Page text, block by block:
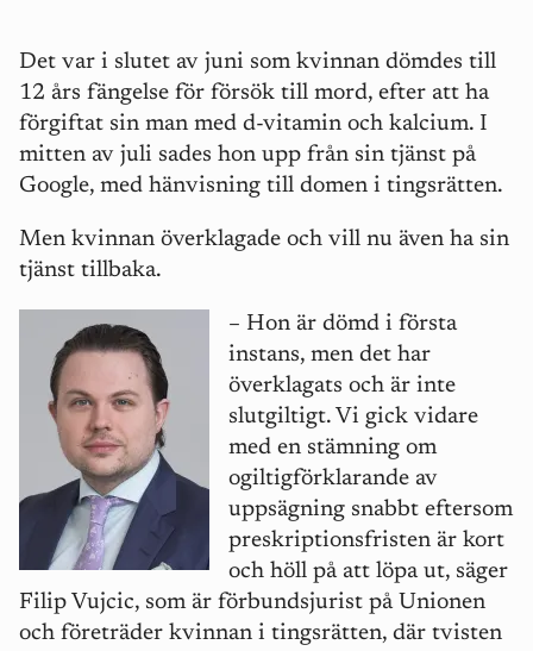
Det var i slutet av juni som kvinnan dömdes till
12 års fängelse för försök till mord, efter att ha
förgiftat sin man med d-vitamin och kalcium. I
mitten av juli sades hon upp från sin tjänst på
Google, med hänvisning till domen i tingsrätten.
Men kvinnan överklagade och vill nu även ha sin
tjänst tillbaka.
– Hon är dömd i första
instans, men det har
överklagats och är inte
slutgiltigt. Vi gick vidare
med en stämning om
ogiltigförklarande av
uppsägning snabbt eftersom
preskriptionsfristen är kort
och höll på att löpa ut, säger
Filip Vujcic, som är förbundsjurist på Unionen
och företräder kvinnan i tingsrätten, där tvisten